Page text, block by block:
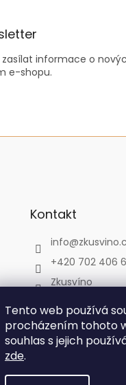
Tento web používá
procházením tohoto
souhlas s jejich
zde.
informace o
e-shopu.
Kontakt
info@
+420 702 406
Zkusvíno
zkusvino.cz